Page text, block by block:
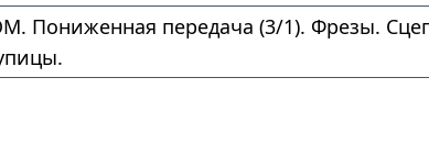
Пониженная передача (3/1). Фрезы.